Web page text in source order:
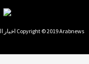
Copyright © 2019 Arabnews اخبار العرب - كل العرب - . All Rights Reserved. Designed by